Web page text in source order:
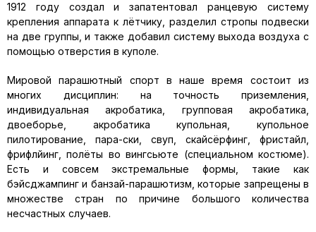
1912 году создал и запатентовал ранцевую систему
крепления аппарата к лётчику, разделил стропы подвески
на две группы, и также добавил систему выхода воздуха с
помощью отверстия в куполе.
Мировой парашютный спорт в наше время состоит из
многих дисциплин: на точность приземления,
индивидуальная акробатика, групповая акробатика,
двоеборье, акробатика купольная, купольное
пилотирование, пара-ски, свуп, скайсёрфинг, фристайл,
фрифлйинг, полёты во вингсьюте (специальном костюме).
Есть и совсем экстремальные формы, такие как
бэйсджампинг и банзай-парашютизм, которые запрещены в
множестве стран по причине большого количества
несчастных случаев.